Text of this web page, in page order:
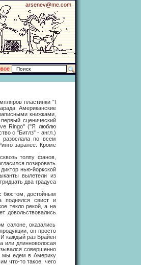
arsenev@me.com
пластинки "I
Американские
книжками,
сценический
Ringo" ("Я люблю
с "Битлз" - англ.)
разослала по всем
заранее. Кроме
толпу фанов,
позировать
нью-йоркской
вылетели из
два градуса
бюстом, достойным
поднялся свист и
текло рекой, а на
довольствовались
оказались
он просто
каждый раз Брайен
или длинноволосая
совершенно
мы едем в Америку
что-то такое, чего